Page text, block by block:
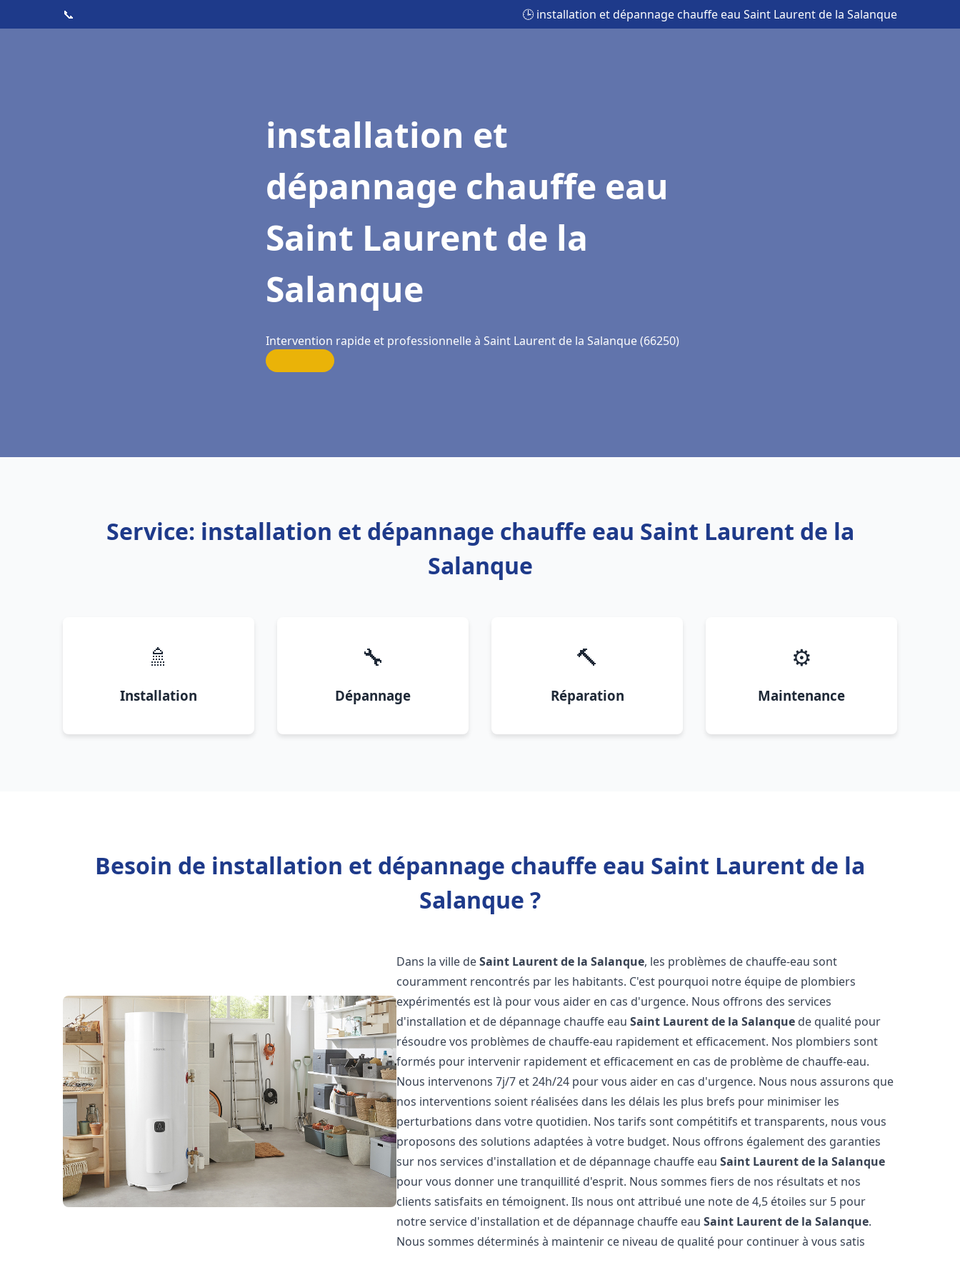
📞 🕒 installation et dépannage chauffe eau Saint Laurent de la Salanque
installation et
dépannage chauffe eau
Saint Laurent de la
Salanque
Intervention rapide et professionnelle à Saint Laurent de la Salanque (66250)
Service: installation et dépannage chauffe eau Saint Laurent de la
Salanque
🚿
Installation
🔧
Dépannage
🔨
Réparation
⚙️
Maintenance
Besoin de installation et dépannage chauffe eau Saint Laurent de la
Salanque ?
Dans la ville deSaint Laurent de la Salanque, les problèmes de chauffe-eau sont
couramment rencontrés par les habitants. C'est pourquoi notre équipe de plombiers
expérimentés est là pour vous aider en cas d'urgence. Nous offrons des services
d'installation et de dépannage chauffe eauSaint Laurent de la Salanque de qualité pour
résoudre vos problèmes de chauffe-eau rapidement et efficacement. Nos plombiers sont
formés pour intervenir rapidement et efficacement en cas de problème de chauffe-eau.
Nous intervenons 7j/7 et 24h/24 pour vous aider en cas d'urgence. Nous nous assurons que
nos interventions soient réalisées dans les délais les plus brefs pour minimiser les
perturbations dans votre quotidien. Nos tarifs sont compétitifs et transparents, nous vous
proposons des solutions adaptées à votre budget. Nous offrons également des garanties
sur nos services d'installation et de dépannage chauffe eauSaint Laurent de la Salanque
pour vous donner une tranquillité d'esprit. Nous sommes fiers de nos résultats et nos
clients satisfaits en témoignent. Ils nous ont attribué une note de 4,5 étoiles sur 5 pour
notre service d'installation et de dépannage chauffe eauSaint Laurent de la Salanque.
Nous sommes déterminés à maintenir ce niveau de qualité pour continuer à vous satis